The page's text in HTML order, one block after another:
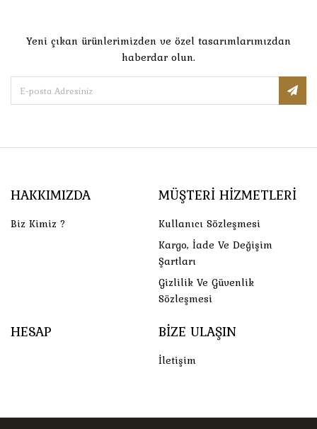
Yeni çıkan ürünlerimizden ve özel tasarımlarımızdan
haberdar olun.
HAKKIMIZDA
Biz Kimiz ?
MÜŞTERI HIZMETLERI
Kullanıcı Sözleşmesi
Kargo, İade Ve Değişim
Şartları
Gizlilik Ve Güvenlik
Sözleşmesi
HESAP BIZE ULAŞIN
İletişim